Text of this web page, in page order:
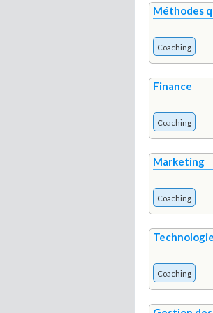
Méthodes
Coaching
Finance
Coaching
Marketing
Coaching
Coaching